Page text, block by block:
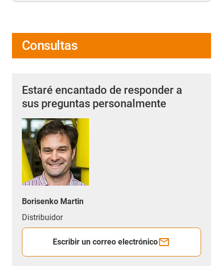
Consultas
Estaré encantado de responder a
sus preguntas personalmente
Borisenko Martin
Distribuidor
Escribir un correo electrónico